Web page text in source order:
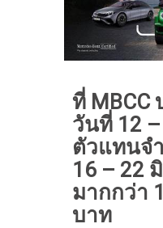
ที่ MBCC
วันที่ 12
ตัวแทนจ
16 – 22
มากกว่า
บาท